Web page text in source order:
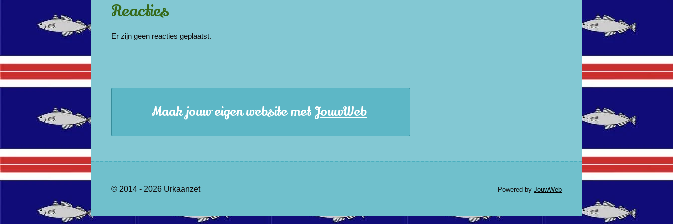
Reacties
Er zijn geen reacties geplaatst.
Maak jouw eigen website met JouwWeb
© 2014 - 2026 Urkaanzet Powered by JouwWeb